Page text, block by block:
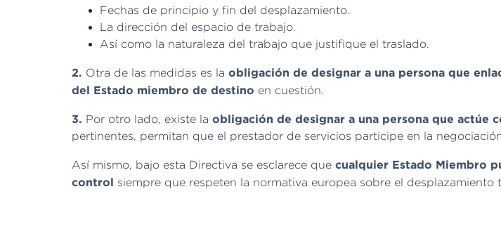
Fechas de principio y fin del desplazamiento.
La dirección del espacio de trabajo.
Así como la naturaleza del trabajo que justifique el traslado.
2. Otra de las medidas es la obligación de designar a una persona que
del Estado miembro de destino en cuestión.
3. Por otro lado, existe la obligación de designar a una persona que actúe
pertinentes, permitan que el prestador de servicios participe en la
Así mismo, bajo esta Directiva se esclarece que cualquier Estado Miembro
control siempre que respeten la normativa europea sobre el desplazamiento